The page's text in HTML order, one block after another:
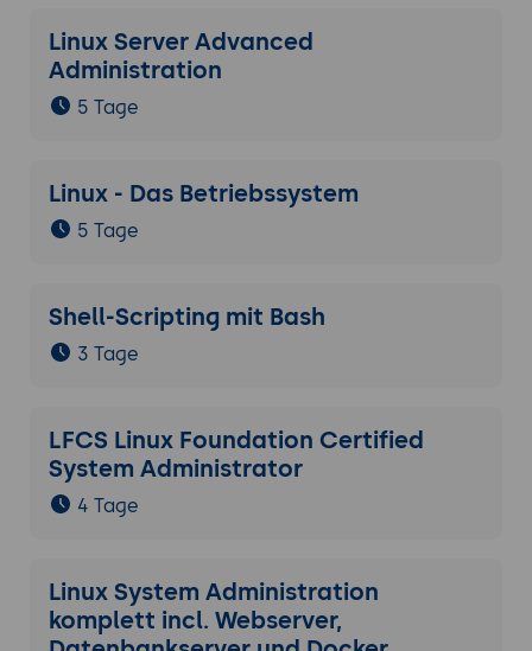
Linux Server Advanced
Administration
5 Tage
Linux - Das Betriebssystem
5 Tage
Shell-Scripting mit Bash
3 Tage
LFCS Linux Foundation Certified
System Administrator
4 Tage
Linux System Administration
komplett incl. Webserver,